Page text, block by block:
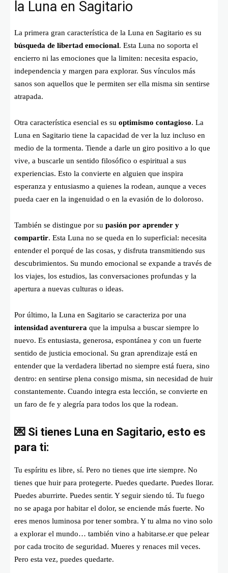
la Luna en Sagitario
La primera gran característica de la Luna en Sagitario es su
búsqueda de libertad emocional. Esta Luna no soporta el
encierro ni las emociones que la limiten: necesita espacio,
independencia y margen para explorar. Sus vínculos más
sanos son aquellos que le permiten ser ella misma sin sentirse
atrapada.
Otra característica esencial es su optimismo contagioso. La
Luna en Sagitario tiene la capacidad de ver la luz incluso en
medio de la tormenta. Tiende a darle un giro positivo a lo que
vive, a buscarle un sentido filosófico o espiritual a sus
experiencias. Esto la convierte en alguien que inspira
esperanza y entusiasmo a quienes la rodean, aunque a veces
pueda caer en la ingenuidad o en la evasión de lo doloroso.
También se distingue por su pasión por aprender y
compartir. Esta Luna no se queda en lo superficial: necesita
entender el porqué de las cosas, y disfruta transmitiendo sus
descubrimientos. Su mundo emocional se expande a través de
los viajes, los estudios, las conversaciones profundas y la
apertura a nuevas culturas o ideas.
Por último, la Luna en Sagitario se caracteriza por una
intensidad aventurera que la impulsa a buscar siempre lo
nuevo. Es entusiasta, generosa, espontánea y con un fuerte
sentido de justicia emocional. Su gran aprendizaje está en
entender que la verdadera libertad no siempre está fuera, sino
dentro: en sentirse plena consigo misma, sin necesidad de huir
constantemente. Cuando integra esta lección, se convierte en
un faro de fe y alegría para todos los que la rodean.
💌 Si tienes Luna en Sagitario, esto es
para ti:
Tu espíritu es libre, sí. Pero no tienes que irte siempre. No
tienes que huir para protegerte. Puedes quedarte. Puedes llorar.
Puedes aburrirte. Puedes sentir. Y seguir siendo tú. Tu fuego
no se apaga por habitar el dolor, se enciende más fuerte. No
eres menos luminosa por tener sombra. Y tu alma no vino solo
a explorar el mundo… también vino a habitarse.er que pelear
por cada trocito de seguridad. Mueres y renaces mil veces.
Pero esta vez, puedes quedarte.